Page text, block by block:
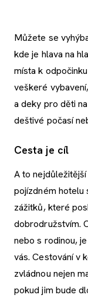
Můžete se
kde je hlava na
místa k
veškeré
a deky pro děti
deštivé počasí
Cesta je cíl
A to
pojízdném hotelu
zážitků, které
dobrodružstvím.
nebo s rodinou,
vás. Cestování v
zvládnou nejen
pokud jim bude